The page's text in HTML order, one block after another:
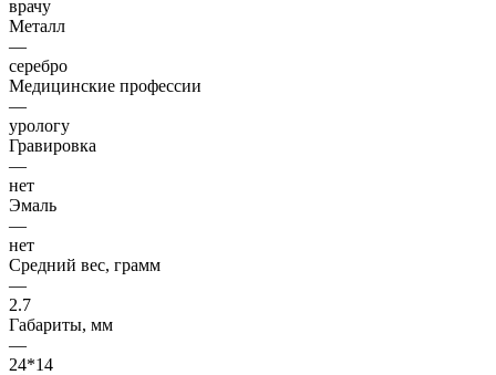
врачу
Металл
—
серебро
Медицинские профессии
—
урологу
Гравировка
—
нет
Эмаль
—
нет
Средний вес, грамм
—
2.7
Габариты, мм
—
24*14